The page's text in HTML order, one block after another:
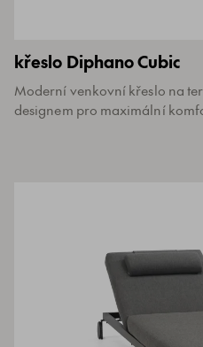
křeslo Diphano Cubic
Moderní venkovní křeslo na
designem pro maximální